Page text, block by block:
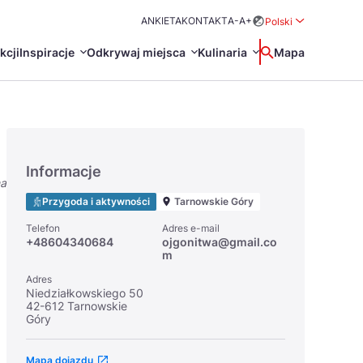
ANKIETAKONTAKTA-A+
Polski
Inspiracje Odkrywaj miejsca
Turystyczne
Kulinaria Wyszukaj
Mapa
日本語
Svenska
Informacje
Przygoda i aktywności Tarnowskie Góry
Telefon
+48604340684
Adres e-mail
ojgonitwa@gmail.co
m
Adres
Niedziałkowskiego 50
42-612 Tarnowskie
Góry
Mapa dojazdu